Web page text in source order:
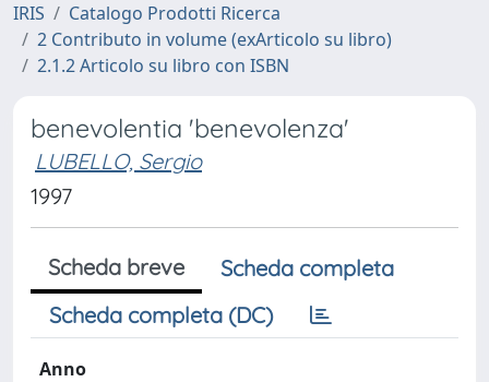
IRIS
Catalogo Prodotti Ricerca
2 Contributo in volume (exArticolo su libro)
2.1.2 Articolo su libro con ISBN
benevolentia 'benevolenza'
LUBELLO, Sergio
1997
Scheda breve
Scheda completa
Scheda completa (DC)
Anno